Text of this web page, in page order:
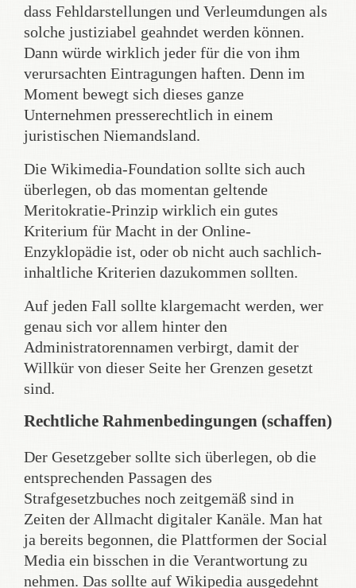
dass Fehldarstellungen und Verleumdungen als
solche justiziabel geahndet werden können.
Dann würde wirklich jeder für die von ihm
verursachten Eintragungen haften. Denn im
Moment bewegt sich dieses ganze
Unternehmen presserechtlich in einem
juristischen Niemandsland.
Die Wikimedia-Foundation sollte sich auch
überlegen, ob das momentan geltende
Meritokratie-Prinzip wirklich ein gutes
Kriterium für Macht in der Online-
Enzyklopädie ist, oder ob nicht auch sachlich-
inhaltliche Kriterien dazukommen sollten.
Auf jeden Fall sollte klargemacht werden, wer
genau sich vor allem hinter den
Administratorennamen verbirgt, damit der
Willkür von dieser Seite her Grenzen gesetzt
sind.
Rechtliche Rahmenbedingungen (schaffen)
Der Gesetzgeber sollte sich überlegen, ob die
entsprechenden Passagen des
Strafgesetzbuches noch zeitgemäß sind in
Zeiten der Allmacht digitaler Kanäle. Man hat
ja bereits begonnen, die Plattformen der Social
Media ein bisschen in die Verantwortung zu
nehmen. Das sollte auf Wikipedia ausgedehnt